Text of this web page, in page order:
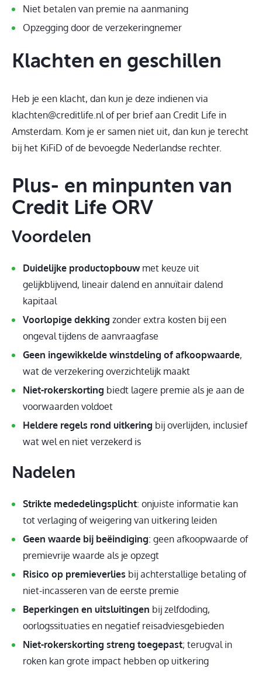
Niet betalen van premie na aanmaning
Opzegging door de verzekeringnemer
Klachten en geschillen
Heb je een klacht, dan kun je deze indienen via
klachten@creditlife.nl of per brief aan Credit Life in
Amsterdam. Kom je er samen niet uit, dan kun je terecht
bij het KiFiD of de bevoegde Nederlandse rechter.
Plus- en minpunten van
Credit Life ORV
Voordelen
Duidelijke productopbouwmet keuze uit
gelijkblijvend, lineair dalend en annuïtair dalend
kapitaal
Voorlopige dekking zonder extra kosten bij een
ongeval tijdens de aanvraagfase
Geen ingewikkelde winstdeling of afkoopwaarde,
wat de verzekering overzichtelijk maakt
Niet-rokerskorting biedt lagere premie als je aan de
voorwaarden voldoet
Heldere regels rond uitkering bij overlijden, inclusief
wat wel en niet verzekerd is
Nadelen
Strikte mededelingsplicht: onjuiste informatie kan
tot verlaging of weigering van uitkering leiden
Geen waarde bij beëindiging: geen afkoopwaarde of
premievrije waarde als je opzegt
Risico op premieverlies bij achterstallige betaling of
niet-incasseren van de eerste premie
Beperkingen en uitsluitingen bij zelfdoding,
oorlogssituaties en negatief reisadviesgebieden
Niet-rokerskorting streng toegepast; terugval in
roken kan grote impact hebben op uitkering